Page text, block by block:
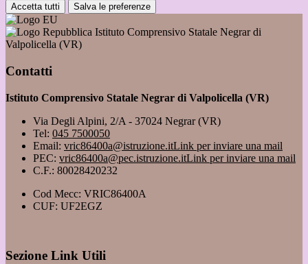
Accetta tutti Salva le preferenze
Istituto Comprensivo Statale Negrar di
Valpolicella (VR)
Contatti
Istituto Comprensivo Statale Negrar di Valpolicella (VR)
Via Degli Alpini, 2/A - 37024 Negrar (VR)
Tel: 045 7500050
Email: vric86400a@istruzione.itLink per inviare una mail
PEC: vric86400a@pec.istruzione.itLink per inviare una mail
C.F.: 80028420232
Cod Mecc: VRIC86400A
CUF: UF2EGZ
Sezione Link Utili